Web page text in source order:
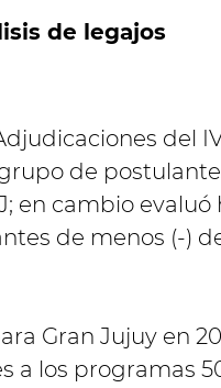
de legajos
del
de
en cambio
de menos (-)
Gran Jujuy en
a los programas